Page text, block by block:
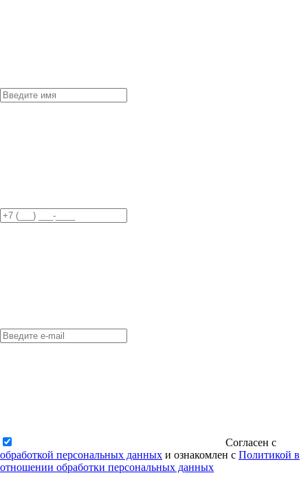
Согласен с
обработкой персональных данных и ознакомлен с Политикой в
отношении обработки персональных данных